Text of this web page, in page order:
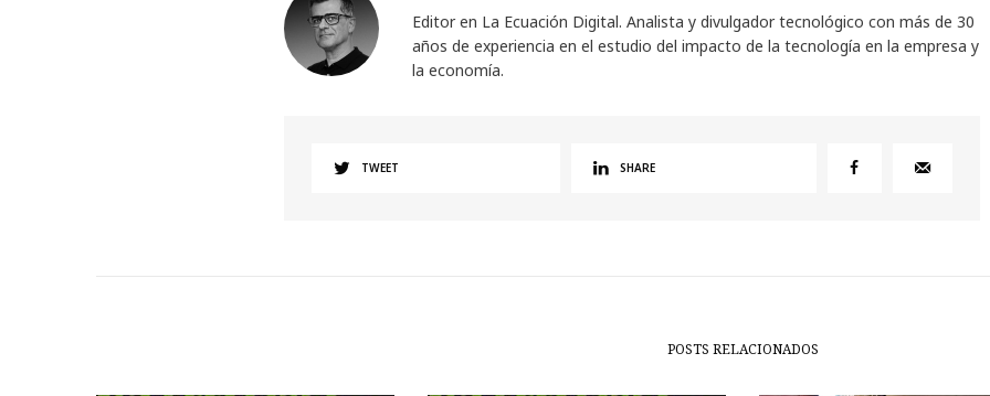
Editor en La Ecuación Digital. Analista y divulgador tecnológico con más de 30
años de experiencia en el estudio del impacto de la tecnología en la empresa y
la economía.
TWEET SHARE
POSTS RELACIONADOS